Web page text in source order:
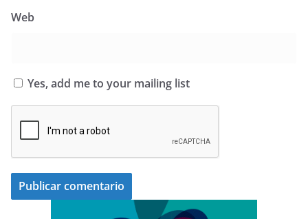
Web
Yes, add me to your mailing list